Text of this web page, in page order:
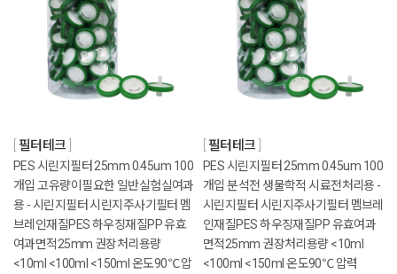
필터테크
PES 시린지필터 25mm 0.45um 100
개입 고유량이필요한 일반실험실여과
용 - 시린지필터 시린지주사기필터 멤
브레인재질PES 하우징재질PP 유효
여과면적25mm 권장처리용량
<10ml <100ml <150ml 온도90℃ 압
필터테크
PES 시린지필터 25mm 0.45um 100
개입 분석전 생물학적 시료전처리용 -
시린지필터 시린지주사기필터 멤브레
인재질PES 하우징재질PP 유효여과
면적25mm 권장처리용량 <10ml
<100ml <150ml 온도90℃ 압력